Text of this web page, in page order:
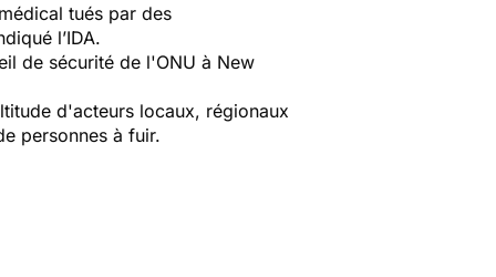
tués par des
l’IDA.
de sécurité de l'ONU à New
d'acteurs locaux, régionaux
personnes à fuir.